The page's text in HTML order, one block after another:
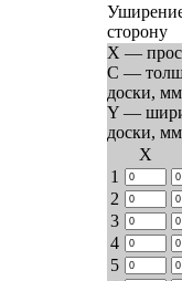
сторону
X —
C —
доски, мм
Y —
доски, мм
Х
1
2
3
4
5